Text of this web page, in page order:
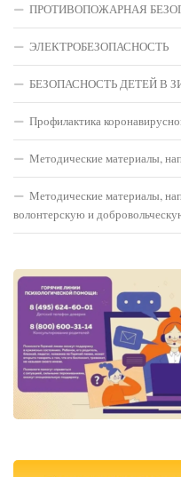
ПРОТИВОПОЖАРНАЯ
ЭЛЕКТРОБЕЗОПАСНОСТЬ
БЕЗОПАСНОСТЬ ДЕТЕЙ В
Профилактика
Методические материалы,
Методические материалы,
волонтерскую и